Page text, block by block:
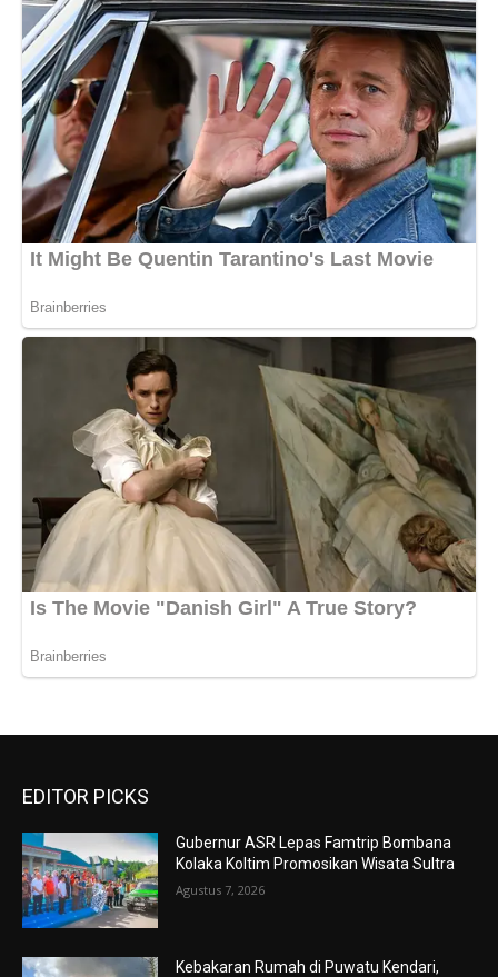
EDITOR PICKS
Gubernur ASR Lepas Famtrip Bombana
Kolaka Koltim Promosikan Wisata Sultra
Agustus 7, 2026
Kebakaran Rumah di Puwatu Kendari,